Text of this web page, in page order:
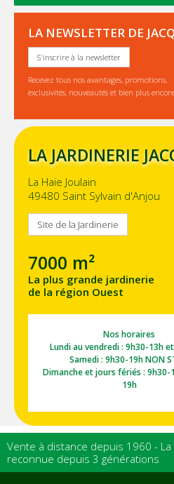
LA NEWSLETTER DE
S'inscrire à la newsletter
Recevez tous nos avantages, promotions,
exclusivités, nouveautés et bien plus
LA JARDINERIE
La Haie Joulain
49480 Saint Sylvain d'Anjou
Site de la Jardinerie
7000 m²
La plus grande jardinerie
de la région Ouest
Nos horaires
Lundi au vendredi : 9h30-13h
Samedi : 9h30-19h NON
Dimanche et jours fériés : 9h30-
19h
Vente à distance depuis 1960 -
reconnue depuis 3 générations